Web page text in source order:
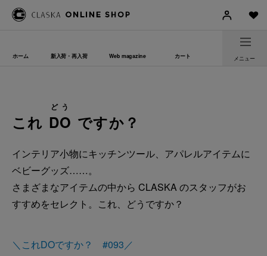
ホーム 新入荷・再入荷 Web magazine カート メニュー
これ DO
どう
ですか？
インテリア小物にキッチンツール、アパレルアイテムに
ベビーグッズ……。
さまざまなアイテムの中から CLASKA のスタッフがお
すすめをセレクト。これ、どうですか？
＼これDOですか？ #093／